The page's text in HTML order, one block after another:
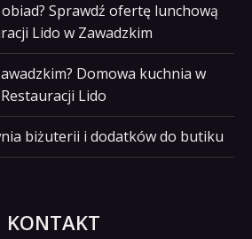
Sprawdź ofertę lunchową
Lido w Zawadzkim
Domowa kuchnia w
Restauracji Lido
biżuterii i dodatków do butiku
KONTAKT